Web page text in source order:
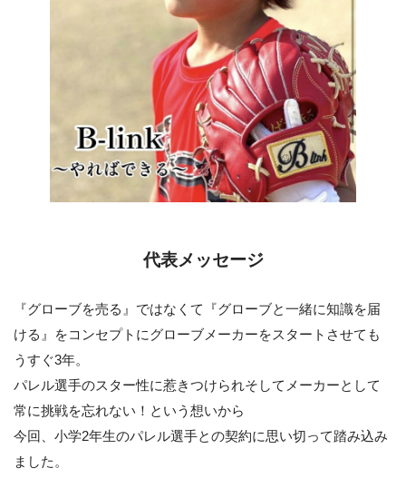
代表メッセージ
『グローブを売る』ではなくて『グローブと一緒に知識を届
ける』をコンセプトにグローブメーカーをスタートさせても
うすぐ3年。
パレル選手のスター性に惹きつけられそしてメーカーとして
常に挑戦を忘れない！という想いから
今回、小学2年生のパレル選手との契約に思い切って踏み込み
ました。